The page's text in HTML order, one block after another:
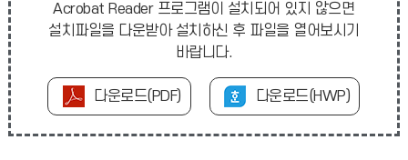
Acrobat Reader 프로그램이 설치되어 있지 않으면
설치파일을 다운받아 설치하신 후 파일을 열어보시기
바랍니다.
다운로드(PDF) 다운로드(HWP)